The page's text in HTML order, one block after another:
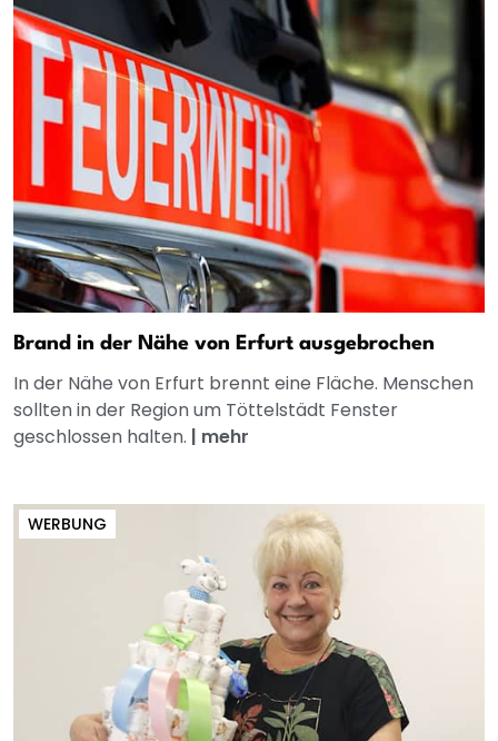
Brand in der Nähe von Erfurt ausgebrochen
In der Nähe von Erfurt brennt eine Fläche. Menschen
sollten in der Region um Töttelstädt Fenster
geschlossen halten. | mehr
WERBUNG